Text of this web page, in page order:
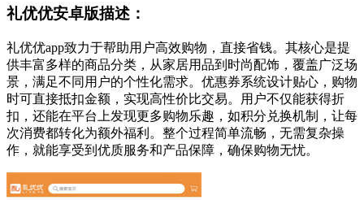
礼优优安卓版描述：
礼优优app致力于帮助用户高效购物，直接省钱。其核心是提
供丰富多样的商品分类，从家居用品到时尚配饰，覆盖广泛场
景，满足不同用户的个性化需求。优惠券系统设计贴心，购物
时可直接抵扣金额，实现高性价比交易。用户不仅能获得折
扣，还能在平台上发现更多购物乐趣，如积分兑换机制，让每
次消费都转化为额外福利。整个过程简单流畅，无需复杂操
作，就能享受到优质服务和产品保障，确保购物无忧。